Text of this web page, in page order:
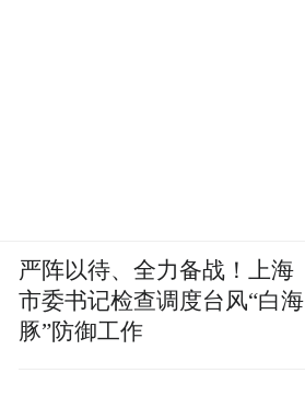
严阵以待、全力备战！上海
市委书记检查调度台风“白海
豚”防御工作